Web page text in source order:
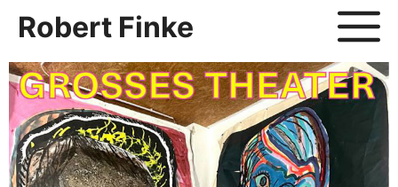
Zum
Inhalt
springen
Robert Finke